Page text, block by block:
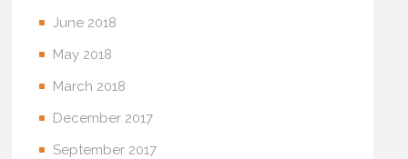
June 2018
May 2018
March 2018
December 2017
September 2017